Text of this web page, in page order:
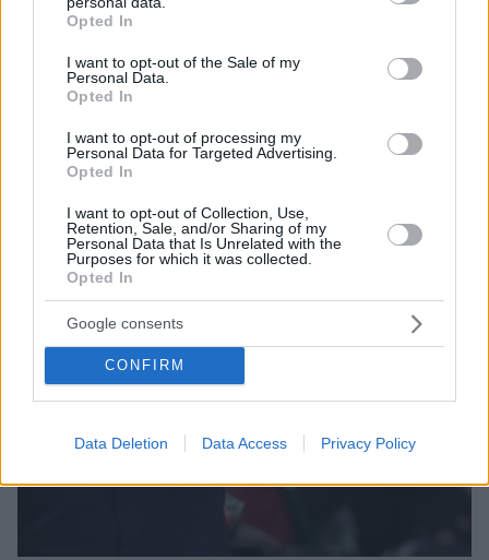
grant or deny consent to Google and its third-party tags to
use your data for below specified purposes in below Google
consent section.
Opted In
I want to opt-out of the Sale of my
Personal Data.
Opted In
I want to opt-out of processing my
Personal Data for Targeted Advertising.
Opted In
I want to opt-out of Collection, Use,
Retention, Sale, and/or Sharing of my
Personal Data that Is Unrelated with the
Purposes for which it was collected.
Opted In
Google consents
CONFIRM
Data Deletion Data Access Privacy Policy
Πάνω από 110 νεκροί, ανάμεσά τους και παιδιά,